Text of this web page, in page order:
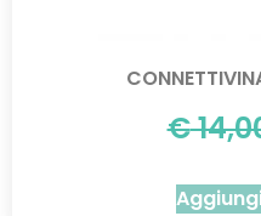
€